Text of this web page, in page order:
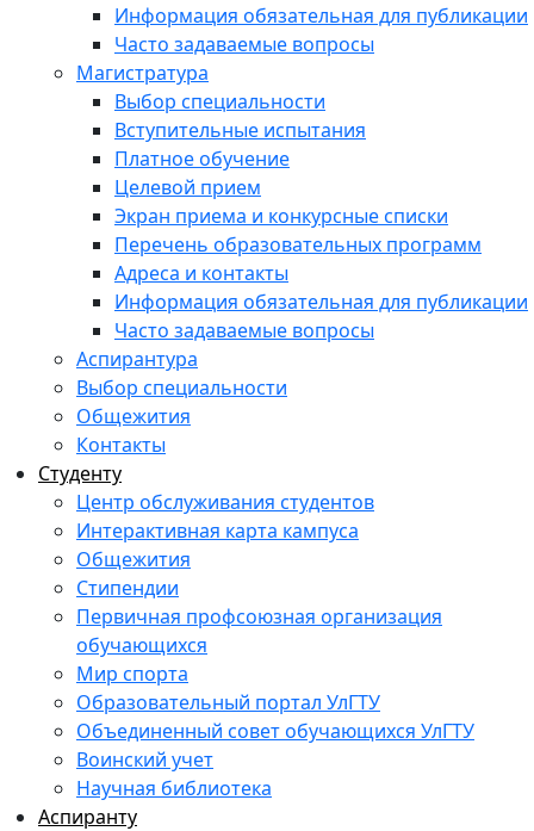
Информация обязательная для публикации
Часто задаваемые вопросы
Магистратура
Выбор специальности
Вступительные испытания
Платное обучение
Целевой прием
Экран приема и конкурсные списки
Перечень образовательных программ
Адреса и контакты
Информация обязательная для публикации
Часто задаваемые вопросы
Аспирантура
Выбор специальности
Общежития
Контакты
Студенту
Центр обслуживания студентов
Интерактивная карта кампуса
Общежития
Стипендии
Первичная профсоюзная организация
обучающихся
Мир спорта
Образовательный портал УлГТУ
Объединенный совет обучающихся УлГТУ
Воинский учет
Научная библиотека
Аспиранту